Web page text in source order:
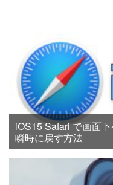
iOS15 Safari で画面
瞬時に戻す方法